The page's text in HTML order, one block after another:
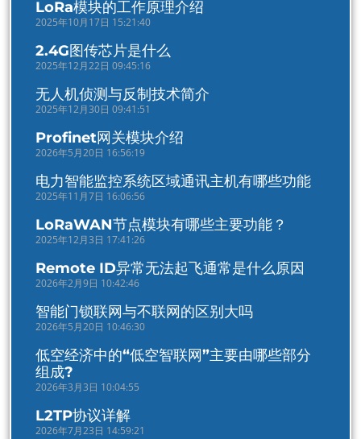
LoRa模块的工作原理介绍
2025年10月17日 15:21:40
2.4G图传芯片是什么
2025年12月22日 09:45:16
无人机侦测与反制技术简介
2025年12月30日 09:41:51
Profinet网关模块介绍
2026年5月20日 16:56:19
电力智能监控系统区域通讯主机有哪些功能
2025年11月7日 16:06:56
LoRaWAN节点模块有哪些主要功能？
2025年12月3日 17:41:26
Remote ID异常无法起飞通常是什么原因
2026年2月9日 10:42:46
智能门锁联网与不联网的区别大吗
2026年5月20日 10:46:30
低空经济中的“低空智联网”主要由哪些部分
组成?
2026年3月3日 10:04:55
L2TP协议详解
2026年7月23日 14:59:21